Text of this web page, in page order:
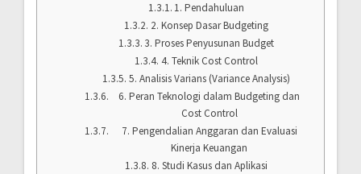
1. Pendahuluan
2. Konsep Dasar Budgeting
3. Proses Penyusunan Budget
4. Teknik Cost Control
5. Analisis Varians (Variance Analysis)
6. Peran Teknologi dalam Budgeting dan
Cost Control
7. Pengendalian Anggaran dan Evaluasi
Kinerja Keuangan
8. Studi Kasus dan Aplikasi